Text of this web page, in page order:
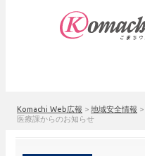
Komachi Web広報 > 地域安全情報 >
医療課からのお知らせ